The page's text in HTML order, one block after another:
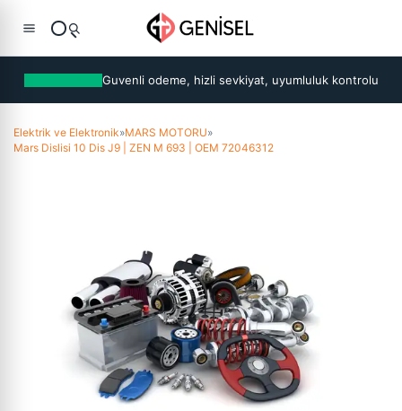
Guvenli odeme, hizli sevkiyat, uyumluluk kontrolu
Elektrik ve Elektronik»MARS MOTORU»
Mars Dislisi 10 Dis J9 | ZEN M 693 | OEM 72046312